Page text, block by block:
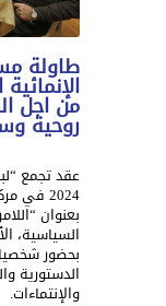
طاولة
من اجل
روحية
2024
بعنوان
السياسية،
بحضور
الدستورية
والإنتماءات.